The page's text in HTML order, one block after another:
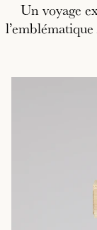
Un voyage